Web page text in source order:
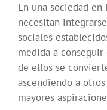
En una sociedad
necesitan
sociales
medida a
de ellos se
ascendiendo a
mayores